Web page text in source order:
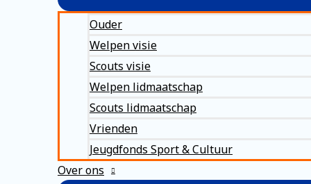
Ouder
Welpen visie
Scouts visie
Welpen lidmaatschap
Scouts lidmaatschap
Vrienden
Jeugdfonds Sport & Cultuur
Over ons